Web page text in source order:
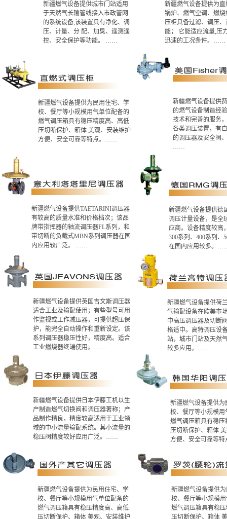
新疆燃气设备提供城市门站适用
于天然气长输管线接入市政管网
的系统设备,该装置具有净化、调
压、计量、分 配、加臭、遥测遥
控、安全保护等功能。 ……
新疆燃气设备提供为
锅炉、燃气空调、燃
压柜具备过滤、调压
能； 它能适应流量,压
迅速的工况条件。……
新疆燃气设备提供为民用住宅、学
校、餐厅等小规模用气单位配备的
燃气调压箱具有稳压精度高、高低
压切断保护、箱体 美观、安装维护
方便、安全可靠等特点。……
新疆燃气设备提供
的燃气设备制造经
技术和完善的服务
各类调压装置，有
的调压器及安全阀
……
新疆燃气设备提供TAETARINI调压器
有较高的质量水准和价格档次；该品
牌带指挥器的轴流调压器FL系列，和
带切断的负载式MBN系列调压器在国
内应用较广泛。 ……
新疆燃气设备提供德
调压计量设备，是全
应商。设备精度较高
300系列、400系列、
在国内应用较多。
新疆燃气设备提供英国吉文斯调压器
适合工业及输配使用；有些型号可用
作监视或工作减压器，可提供超压保
护，能完全自动操作和重新设定。该
系列调压器稳压性好，精度高。适合
工业燃烧器终端使用。……
新疆燃气设备提供荷
气输配设备在欧美市
中高压调压器及切断
格适中。高特调压设
站，城市门站及天然
较多应用。……
新疆燃气设备提供日本伊藤工机以生
产制造燃气切换阀和调压器著称；产
品制作精良，精度较高适用于工业领
域的中小流量输配系统。其小流量的
稳压阀精度较好应用广泛。……
新疆燃气设备提供为
校、餐厅等小规模用
燃气调压箱具有稳压
压切断保护、箱体
方便、安全可靠等
新疆燃气设备提供为民用住宅、学
校、餐厅等小规模用气单位配备的
燃气调压箱具有稳压精度高、高低
压切断保护、箱体 美观、安装维护
新疆燃气设备提供
校、餐厅等小规模
燃气调压箱具有稳
压切断保护、箱体